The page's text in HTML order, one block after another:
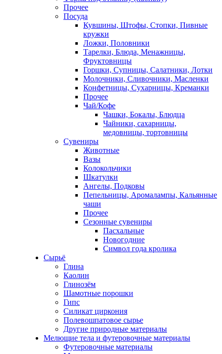
Прочее
Посуда
Кувшины, Штофы, Стопки, Пивные
кружки
Ложки, Половники
Тарелки, Блюда, Менажницы,
Фруктовницы
Горшки, Супницы, Салатники, Лотки
Молочники, Сливочники, Масленки
Конфетницы, Сухарницы, Креманки
Прочее
Чай/Кофе
Чашки, Бокалы, Блюдца
Чайники, сахарницы,
медовницы, тортовницы
Сувениры
Животные
Вазы
Колокольчики
Шкатулки
Ангелы, Подковы
Пепельницы, Аромалампы, Кальянные
чаши
Прочее
Сезонные сувениры
Пасхальные
Новогодние
Символ года кролика
Сырьё
Глина
Каолин
Глинозём
Шамотные порошки
Гипс
Силикат циркония
Полевошпатовое сырье
Другие природные материалы
Мелющие тела и футеровочные материалы
Футеровочные материалы